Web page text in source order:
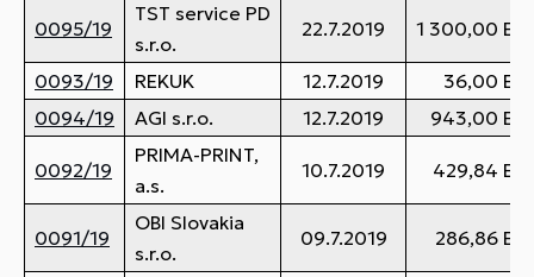
0095/19
TST service PD
s.r.o.
22.7.2019 1 300,00
0093/19 REKUK 12.7.2019
36,00
0094/19
AGI s.r.o. 12.7.2019 943,00
0092/19
PRIMA-PRINT,
a.s.
10.7.2019 429,84
0091/19
OBI Slovakia
s.r.o.
09.7.2019 286,86